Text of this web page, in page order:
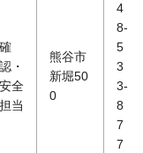
確
認・
安全
担当
熊谷市
新堀50
0
4
8-
5
3
3-
8
7
7